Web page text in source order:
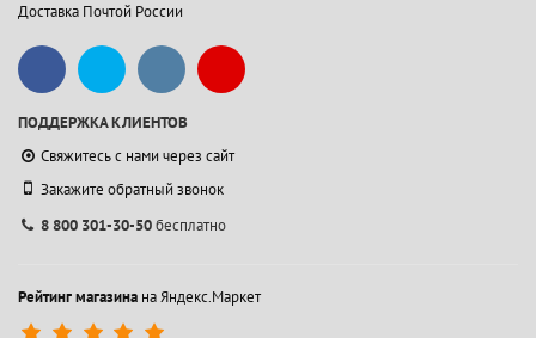
Доставка Почтой России
ПОДДЕРЖКА КЛИЕНТОВ
Свяжитесь с нами через сайт
Закажите обратный звонок
8 800 301-30-50бесплатно
Рейтинг магазина на Яндекс.Маркет